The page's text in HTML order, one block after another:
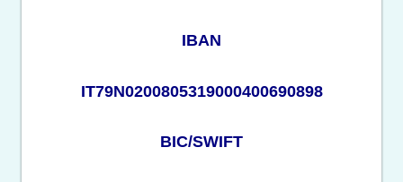
IBAN
IT79N0200805319000400690898
BIC/SWIFT